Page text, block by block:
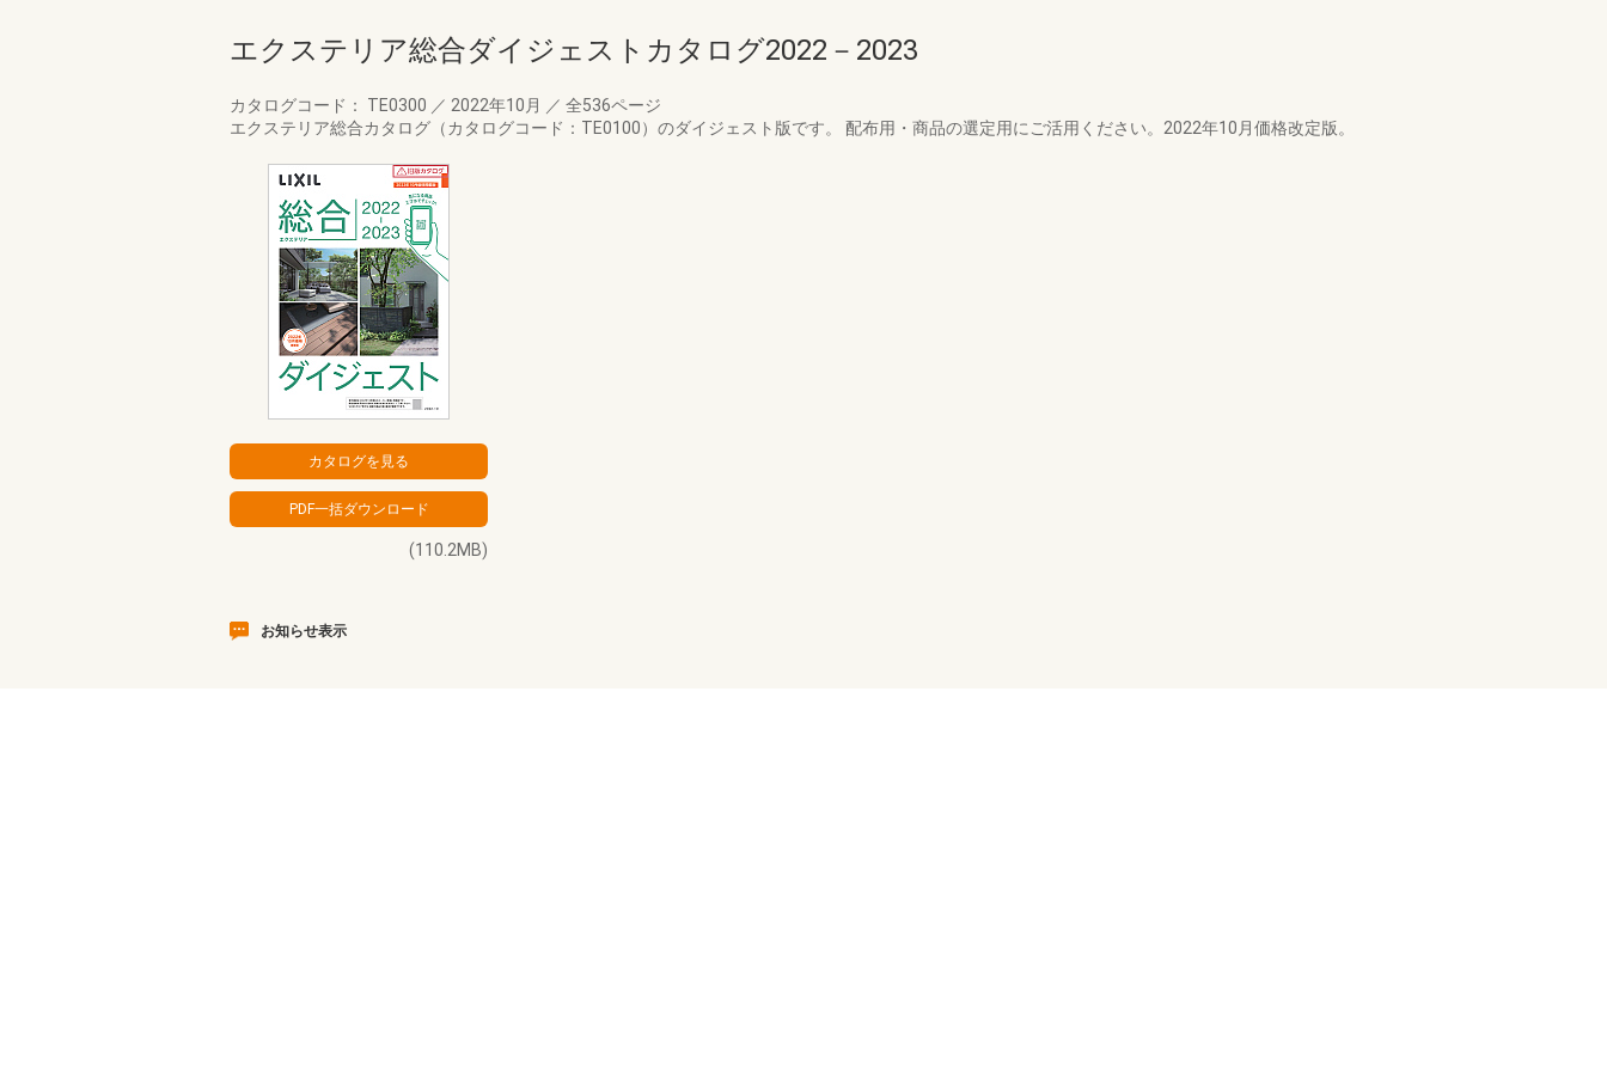
エクステリア総合ダイジェストカタログ2022－2023
カタログコード： TE0300 ／ 2022年10月 ／ 全536ページ
エクステリア総合カタログ（カタログコード：TE0100）のダイジェスト版です。 配布用・商品の選定用にご活用ください。2022年10月価格改定版。
(110.2MB)
お知らせ表示